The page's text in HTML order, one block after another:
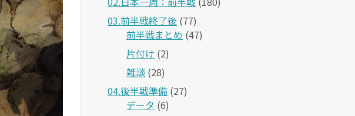
03.前半戦終了後 (77)
前半戦まとめ (47)
片付け (2)
雑談 (28)
04.後半戦準備 (27)
データ (6)